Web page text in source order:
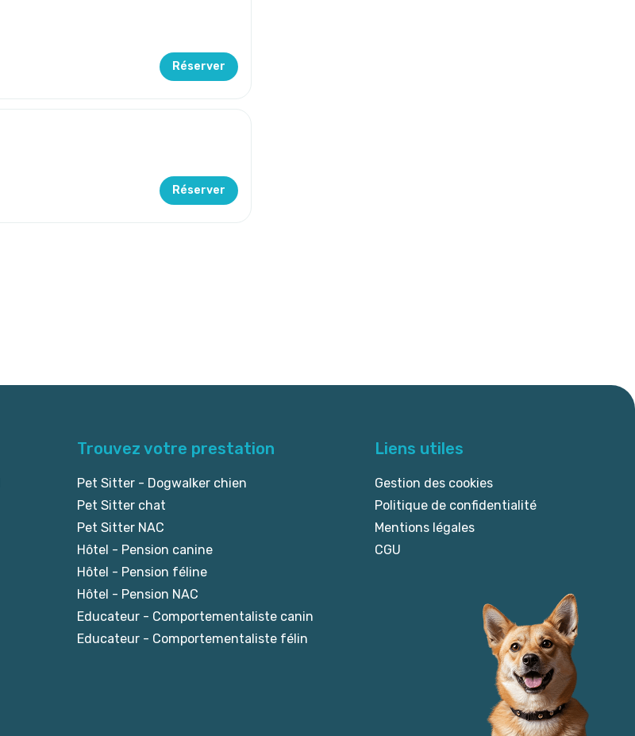
Réserver
Réserver
Trouvez votre prestation
Pet Sitter - Dogwalker chien
Pet Sitter chat
Pet Sitter NAC
Hôtel - Pension canine
Hôtel - Pension féline
Hôtel - Pension NAC
Educateur - Comportementaliste canin
Educateur - Comportementaliste félin
Liens utiles
Gestion des cookies
Politique de confidentialité
Mentions légales
CGU